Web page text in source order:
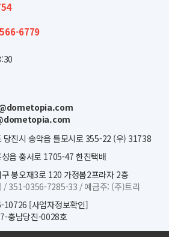
6779
당진시 송악읍 틀모시로 355-22 (우) 31738
읍 충서로 1705-47 한진택배
봉오재3로 120 가정봄2프라자 2층
/ 351-0356-7285-33 / 예금주: (주)트리
10726 [사업자정보확인]
충남당진-0028호